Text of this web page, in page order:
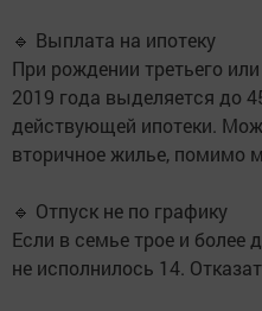
🔹 Выплата на ипотеку
При рождении третьего
2019 года выделяется до
действующей ипотеки.
вторичное жилье, помимо
🔹 Отпуск не по графику
Если в семье трое и более
не исполнилось 14.